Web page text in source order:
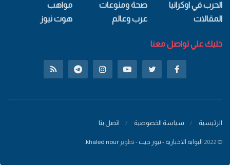
الحرب في اوكرانيا
المقالات
صحة ومنوعات
عرب وعالم
مواهب
هوت نيوز
خليك علي تواصل معنا
الرئيسية سياسة الخصوصية اتصل بنا
© 2022 البوابة الاخبارية - نيوز جيت - تطوير khaled nour